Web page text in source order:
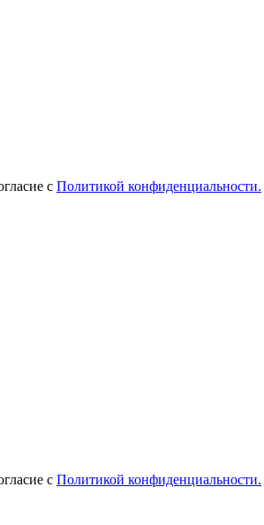
с Политикой конфиденциальности.
с Политикой конфиденциальности.